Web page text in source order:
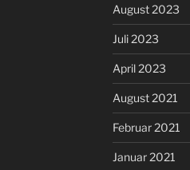
August 2023
Juli 2023
April 2023
August 2021
Februar 2021
Januar 2021